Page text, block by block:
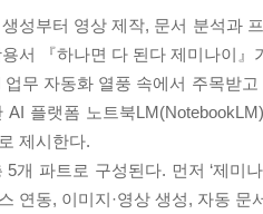
성부터 영상 제작, 문서 분석과
서 『하나면 다 된다 제미나이』
업무 자동화 열풍 속에서 주목받
AI 플랫폼 노트북
제시한다.
5개 파트로 구성된다. 먼저 ‘제미
연동, 이미지·영상 생성, 자동